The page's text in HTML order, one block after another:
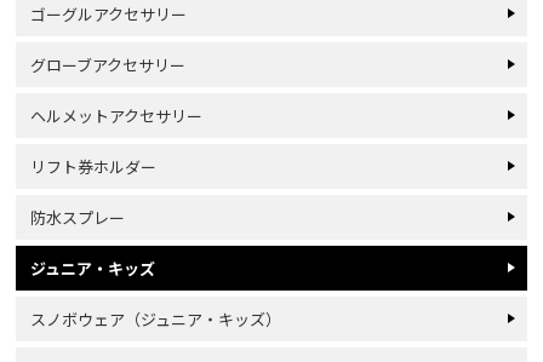
ゴーグルアクセサリー
グローブアクセサリー
ヘルメットアクセサリー
リフト券ホルダー
防水スプレー
ジュニア・キッズ
スノボウェア（ジュニア・キッズ）